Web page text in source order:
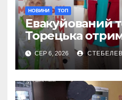
НОВИНИ ТОП
Евакуйований
Торецька
допомогу від
Хреста
СЕР 6, 2026